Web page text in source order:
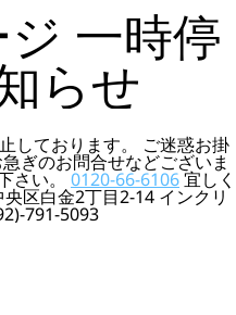
一時停
らせ
しております。 ご迷惑お掛
ぎのお問合せなどございま
さい。0120-66-6106宜しく
区白金2丁目2-14 インクリ
791-5093